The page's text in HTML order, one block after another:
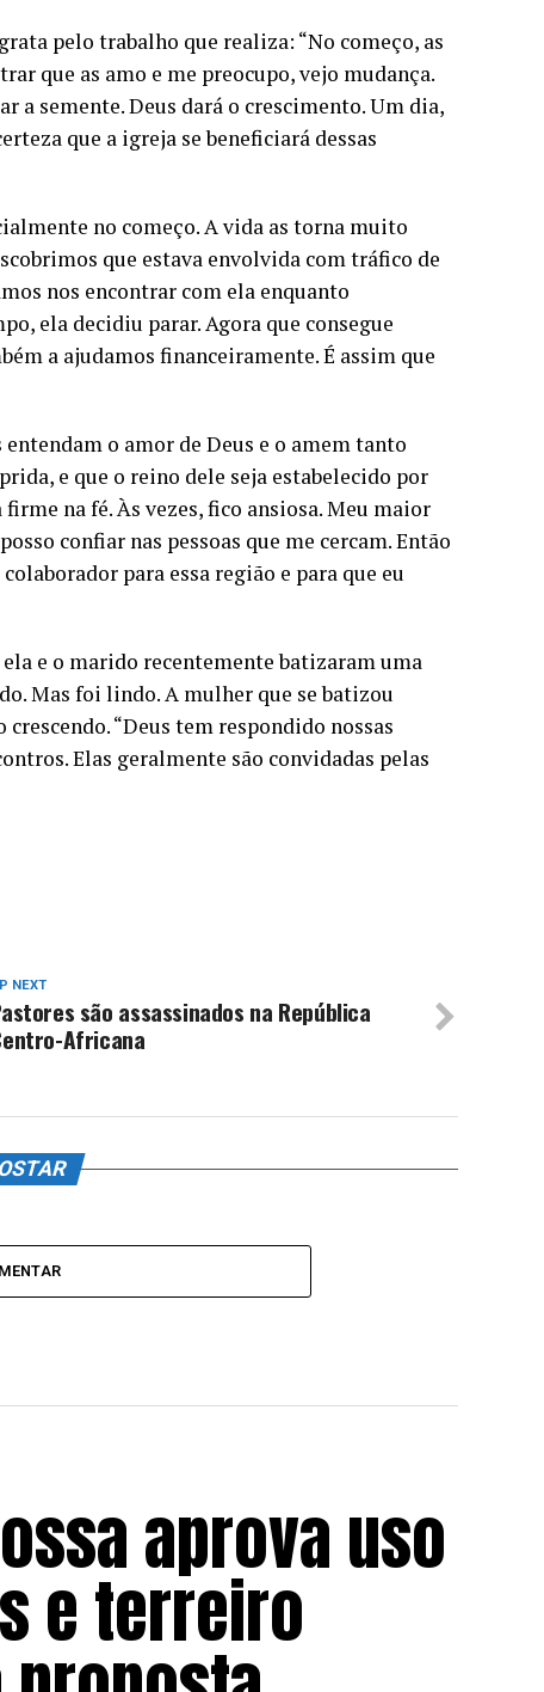
pelo trabalho que realiza: “No começo, as
que as amo e me preocupo, vejo mudança.
a semente. Deus dará o crescimento. Um dia,
que a igreja se beneficiará dessas
no começo. A vida as torna muito
que estava envolvida com tráfico de
nos encontrar com ela enquanto
ela decidiu parar. Agora que consegue
a ajudamos financeiramente. É assim que
o amor de Deus e o amem tanto
e que o reino dele seja estabelecido por
na fé. Às vezes, fico ansiosa. Meu maior
confiar nas pessoas que me cercam. Então
para essa região e para que eu
e o marido recentemente batizaram uma
Mas foi lindo. A mulher que se batizou
“Deus tem respondido nossas
Elas geralmente são convidadas pelas
NEXT
são assassinados na República
Africana
aprova uso
e terreiro